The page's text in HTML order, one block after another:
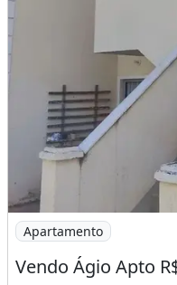
Imagem: Vendo Ágio
Apartamento
Vendo Ágio Apto